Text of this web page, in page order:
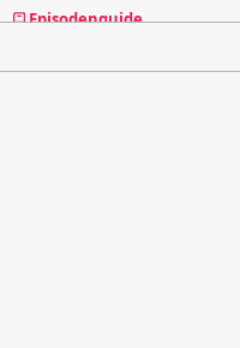
Episodenguide